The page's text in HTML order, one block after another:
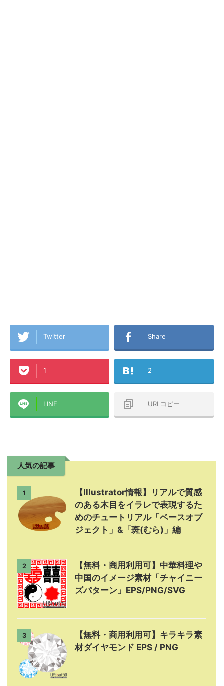
Twitter Share
1 2
LINE URLコピー
人気の記事
1
【Illustrator情報】リアルで質感
のある木目をイラレで表現するた
めのチュートリアル「ベースオブ
ジェクト」&「斑(むら)」編
2
【無料・商用利用可】中華料理や
中国のイメージ素材「チャイニー
ズパターン」EPS/PNG/SVG
3
【無料・商用利用可】キラキラ素
材ダイヤモンド EPS / PNG